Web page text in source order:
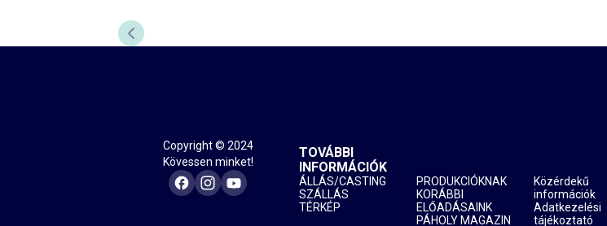
ELŐZŐ DIA
Copyright © 2024
Kövessen minket!
TOVÁBBI
INFORMÁCIÓK
ÁLLÁS/CASTING
SZÁLLÁS
TÉRKÉP
PRODUKCIÓKNAK
KORÁBBI
ELŐADÁSAINK
PÁHOLY MAGAZIN
Közérdekű
információk
Adatkezelési
tájékoztató